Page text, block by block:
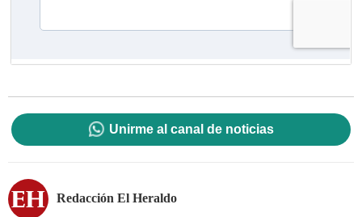
Unirme al canal de noticias
Redacción El Heraldo